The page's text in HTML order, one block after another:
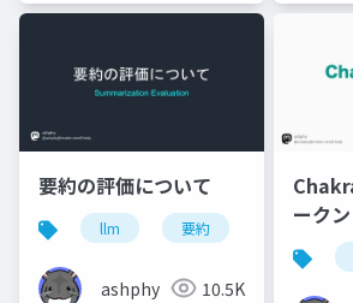
要約の評価について
llm 要約
ashphy 10.5K
ークン